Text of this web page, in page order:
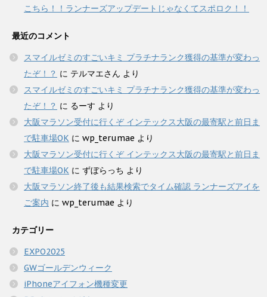
こちら！！ランナーズアップデートじゃなくてスポロク！！
最近のコメント
スマイルゼミのすごいキミ プラチナランク獲得の基準が変わっ
たぞ！？ に テルマエさん より
スマイルゼミのすごいキミ プラチナランク獲得の基準が変わっ
たぞ！？ に るーす より
大阪マラソン受付に行くぞ インテックス大阪の最寄駅と前日ま
で駐車場OK に wp_terumae より
大阪マラソン受付に行くぞ インテックス大阪の最寄駅と前日ま
で駐車場OK に ずぼらっち より
大阪マラソン終了後も結果検索でタイム確認 ランナーズアイを
ご案内 に wp_terumae より
カテゴリー
EXPO2025
GWゴールデンウィーク
iPhoneアイフォン機種変更